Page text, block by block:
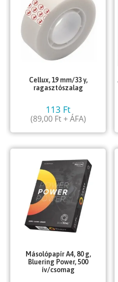
Cellux, 19 mm/33 y,
ragasztószalag
113 Ft
(89,00 Ft+ ÁFA)
Másolópapír A4, 80 g,
Bluering Power, 500
ív/csomag